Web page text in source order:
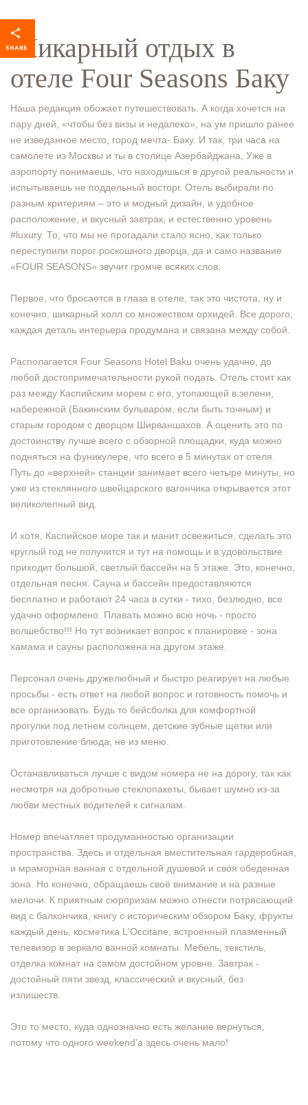
Шикарный отдых в
отеле Four Seasons Баку
Наша редакция обожает путешествовать. А когда хочется на
пару дней, «чтобы без визы и недалеко», на ум пришло ранее
не изведанное место, город мечта- Баку. И так, три часа на
самолете из Москвы и ты в столице Азербайджана, Уже в
аэропорту понимаешь, что находишься в другой реальности и
испытываешь не поддельный восторг. Отель выбирали по
разным критериям – это и модный дизайн, и удобное
расположение, и вкусный завтрак, и естественно уровень
#luxury. То, что мы не прогадали стало ясно, как только
переступили порог роскошного дворца, да и само название
«FOUR SEASONS» звучит громче всяких слов.
Первое, что бросается в глаза в отеле, так это чистота, ну и
конечно, шикарный холл со множеством орхидей. Все дорого,
каждая деталь интерьера продумана и связана между собой.
Располагается Four Seasons Hotel Baku очень удачно, до
любой достопримечательности рукой подать. Отель стоит как
раз между Каспийским морем с его, утопающей в зелени,
набережной (Бакинским бульваром, если быть точным) и
старым городом с дворцом Ширваншахов. А оценить это по
достоинству лучше всего с обзорной площадки, куда можно
подняться на фуникулере, что всего в 5 минутах от отеля.
Путь до «верхней» станции занимает всего четыре минуты, но
уже из стеклянного швейцарского вагончика открывается этот
великолепный вид.
И хотя, Каспийское море так и манит освежиться, сделать это
круглый год не получится и тут на помощь и в удовольствие
приходит большой, светлый бассейн на 5 этаже. Это, конечно,
отдельная песня. Сауна и бассейн предоставляются
бесплатно и работают 24 часа в сутки - тихо, безлюдно, все
удачно оформлено. Плавать можно всю ночь - просто
волшебство!!! Но тут возникает вопрос к планировке - зона
хамама и сауны расположена на другом этаже.
Персонал очень дружелюбный и быстро реагирует на любые
просьбы - есть ответ на любой вопрос и готовность помочь и
все организовать. Будь то бейсболка для комфортной
прогулки под летнем солнцем, детские зубные щетки или
приготовление блюда, не из меню.
Останавливаться лучше с видом номера не на дорогу, так как
несмотря на добротные стеклопакеты, бывает шумно из-за
любви местных водителей к сигналам.
Номер впечатляет продуманностью организации
пространства. Здесь и отдельная вместительная гардеробная,
и мраморная ванная с отдельной душевой и своя обеденная
зона. Но конечно, обращаешь своё внимание и на разные
мелочи. К приятным сюрпризам можно отнести потрясающий
вид с балкончика, книгу с историческим обзором Баку, фрукты
каждый день, косметика L'Occitane, встроенный плазменный
телевизор в зеркало ванной комнаты. Мебель, текстиль,
отделка комнат на самом достойном уровне. Завтрак -
достойный пяти звезд, классический и вкусный, без
излишеств.
Это то место, куда однозначно есть желание вернуться,
потому что одного weekend'a здесь очень мало!